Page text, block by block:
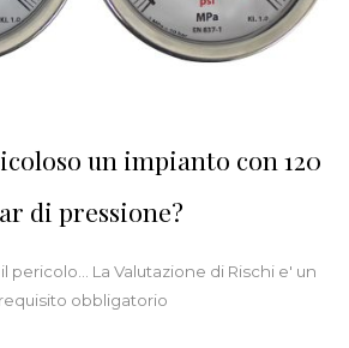
un impianto con 120
di pressione?
pericolo... La Valutazione di Rischi e' un
requisito obbligatorio